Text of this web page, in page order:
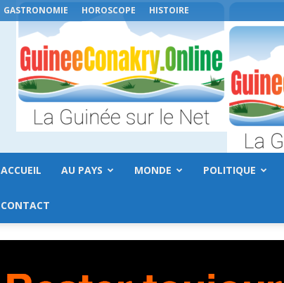
GASTRONOMIE HOROSCOPE HISTOIRE
ACCUEIL AU PAYS MONDE POLITIQUE
CONTACT